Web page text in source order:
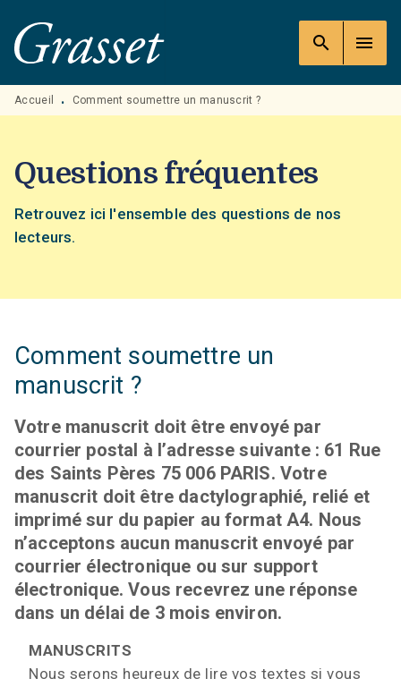
MENU RECHERCHE
PIED DE PAGE
search menu
Accueil • Comment soumettre un manuscrit ?
Questions fréquentes
Retrouvez ici l'ensemble des questions de nos
lecteurs.
Comment soumettre un
manuscrit ?
Votre manuscrit doit être envoyé par
courrier postal à l’adresse suivante : 61 Rue
des Saints Pères 75 006 PARIS. Votre
manuscrit doit être dactylographié, relié et
imprimé sur du papier au format A4. Nous
n’acceptons aucun manuscrit envoyé par
courrier électronique ou sur support
électronique. Vous recevrez une réponse
dans un délai de 3 mois environ.
MANUSCRITS
Nous serons heureux de lire vos textes si vous